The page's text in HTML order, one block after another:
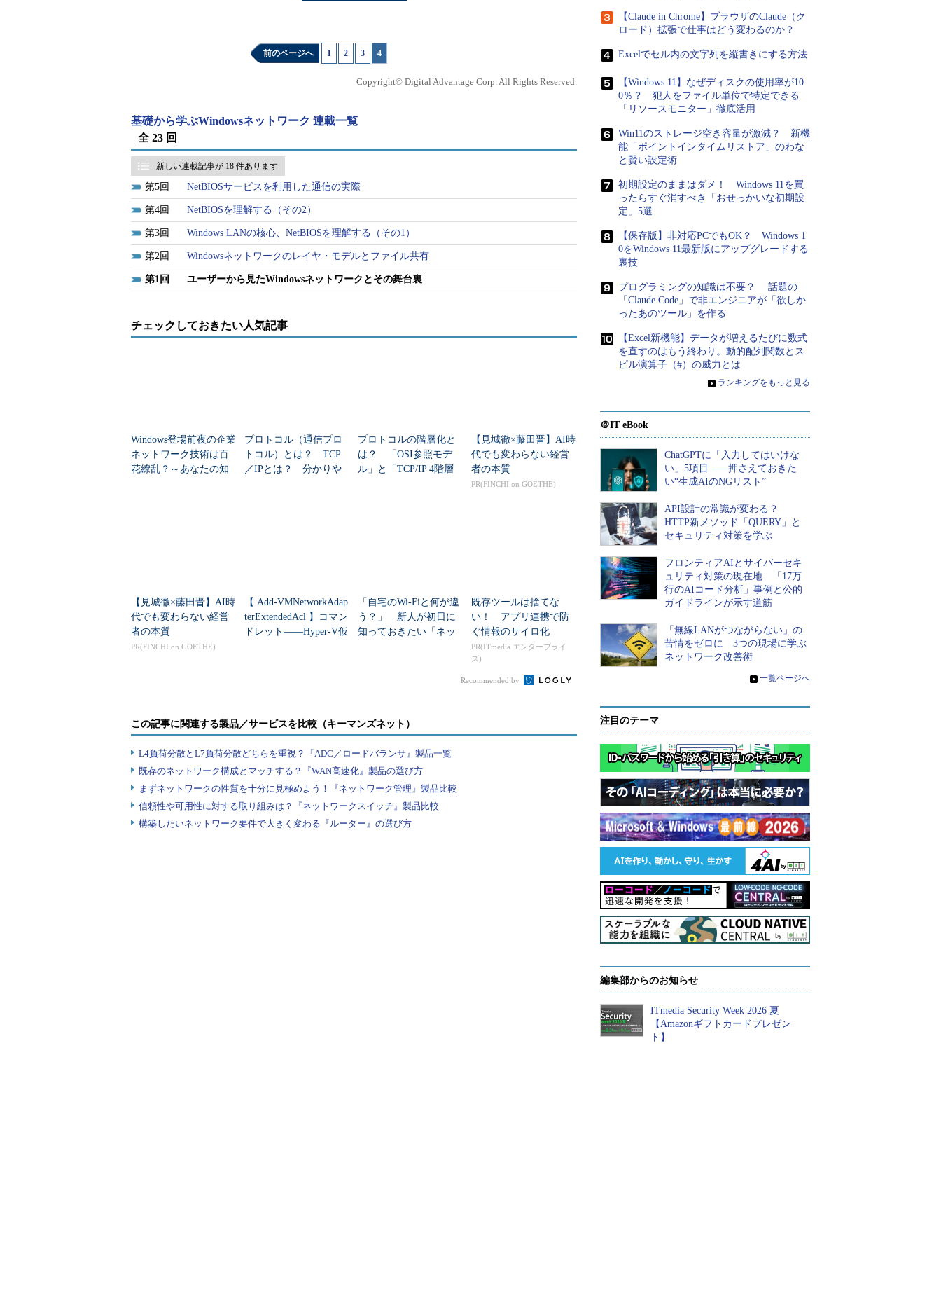
現在のWindowsネットワークの構成
ファイルやプリンタを公開する機能「Serverサービス」と、それを利用する機能
「Workstationサービス」は最上位にある「Windowsネットワーク･サービス」で実現
されている。これらのサービスが実際にほかのコンピュータと通信を行うためには、
ークでは、3種類のトランスポート層プロトコルを選択することができる。当初は
NetBEUIのみで通信していたが、TCP/IPの方が機能や柔軟性が高いので、現在ではこ
システムの内部は機能分類がなされ、それらがこのように階層構造をとっているという
ことだ。詳しい解説は後日に譲るとして、まずは大ざっぱにこの図を理解しておこう。
る「Server」サービスと、公開された資源を利用する「Workstation」サービスの2つから構
成されている。
「Windowsネットワーク・サービス」は、NetBIOSインターフェイスを使用して、下位
送確認やエラー訂正などの機能を持つレイヤとされている。
この際、トランスポート層の詳細はあまり重要ではない。重要なのは、トランポート
層として、「NetBEUI」だけでなく、「TCP/IP」、「NWLink IPX/SPX」という3つのプ
ロトコルが使用可能で、それらは代替可能な関係にあるということだ。上位の「Windows
ネットワーク・サービス」は、下位のトランポート層プロトコルとして何が使われてい
るかを意識することなく、処理を行うことができる。ここでNWLink
前のページへ 1 2 3 4
Copyright© Digital Advantage Corp. All Rights Reserved.
基礎から学ぶWindowsネットワーク 連載一覧
全 23 回
新しい連載記事が 18 件あります
5 NetBIOSサービスを利用した通信の実際
4 NetBIOSを理解する（その2）
3 Windows LANの核心、NetBIOSを理解する（その1）
2 Windowsネットワークのレイヤ・モデルとファイル共有
1 ユーザーから見たWindowsネットワークとその舞台裏
チェックしておきたい人気記事
Windows登場前夜の企業
ネットワーク技術は百
花繚乱？～あなたの知
プロトコル（通信プロ
トコル）とは？ TCP
／IPとは？ 分かりや
プロトコルの階層化と
は？ 「OSI参照モデ
ル」と「TCP/IP 4階層
【見城徹×藤田晋】AI時
代でも変わらない経営
者の本質
PR(FINCHI on GOETHE)
【見城徹×藤田晋】AI時
代でも変わらない経営
者の本質
PR(FINCHI on GOETHE)
【 Add-VMNetworkAdap
terExtendedAcl 】コマン
ドレット――Hyper-V仮
「自宅のWi-Fiと何が違
う？」 新人が初日に
知っておきたい「ネッ
既存ツールは捨てな
い！ アプリ連携で防
ぐ情報のサイロ化
PR(ITmedia エンタープライ
ズ)
Recommended by
この記事に関連する製品／サービスを比較（キーマンズネット）
L4負荷分散とL7負荷分散どちらを重視？『ADC／ロードバランサ』製品一覧
既存のネットワーク構成とマッチする？『WAN高速化』製品の選び方
まずネットワークの性質を十分に見極めよう！『ネットワーク管理』製品比較
信頼性や可用性に対する取り組みは？『ネットワークスイッチ』製品比較
構築したいネットワーク要件で大きく変わる『ルーター』の選び方
【Claude in Chrome】ブラウザのClaude（ク
ロード）拡張で仕事はどう変わるのか？
Excelでセル内の文字列を縦書きにする方法
【Windows 11】なぜディスクの使用率が10
0％？ 犯人をファイル単位で特定できる
「リソースモニター」徹底活用
Win11のストレージ空き容量が激減？ 新機
能「ポイントインタイムリストア」のわな
と賢い設定術
初期設定のままはダメ！ Windows 11を買
ったらすぐ消すべき「おせっかいな初期設
定」5選
【保存版】非対応PCでもOK？ Windows 1
0をWindows 11最新版にアップグレードする
裏技
プログラミングの知識は不要？ 話題の
「Claude Code」で非エンジニアが「欲しか
ったあのツール」を作る
【Excel新機能】データが増えるたびに数式
を直すのはもう終わり。動的配列関数とス
ピル演算子（#）の威力とは
» ランキングをもっと見る
＠IT eBook
ChatGPTに「入力してはいけな
い」5項目――押さえておきた
い“生成AIのNGリスト”
API設計の常識が変わる？
HTTP新メソッド「QUERY」と
セキュリティ対策を学ぶ
フロンティアAIとサイバーセキ
ュリティ対策の現在地 「17万
行のAIコード分析」事例と公的
ガイドラインが示す道筋
「無線LANがつながらない」の
苦情をゼロに 3つの現場に学ぶ
ネットワーク改善術
» 一覧ページへ
注目のテーマ
編集部からのお知らせ
ITmedia Security Week 2026 夏
【Amazonギフトカードプレゼン
ト】